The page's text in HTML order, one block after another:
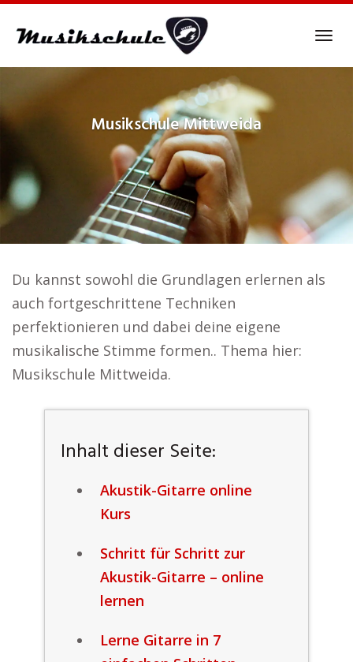
MusikschuleMittweida
Du kannst sowohl die Grundlagen erlernen als
auch fortgeschrittene Techniken
perfektionieren und dabei deine eigene
musikalische Stimme formen.. Thema hier:
Musikschule Mittweida.
Inhalt dieser Seite:
Akustik-Gitarre online
Kurs
Schritt für Schritt zur
Akustik-Gitarre – online
lernen
Lerne Gitarre in 7